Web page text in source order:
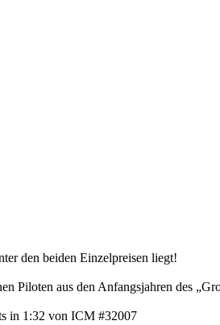
den beiden Einzelpreisen liegt!
Piloten aus den Anfangsjahren des